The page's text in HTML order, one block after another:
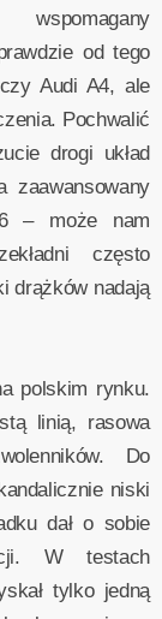
od tego
Audi A4, ale
Pochwalić
drogi układ
– może nam
często
drążków nadają
polskim rynku.
linią, rasowa
Do
niski
dał o sobie
W testach
tylko jedną